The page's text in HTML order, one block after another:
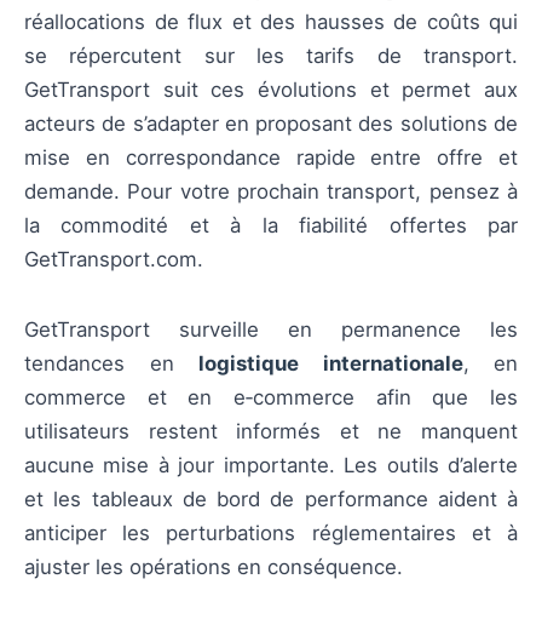
réallocations de flux et des hausses de coûts qui
se répercutent sur les tarifs de transport.
GetTransport suit ces évolutions et permet aux
acteurs de s’adapter en proposant des solutions de
mise en correspondance rapide entre offre et
demande. Pour votre prochain transport, pensez à
la commodité et à la fiabilité offertes par
GetTransport.com.
GetTransport surveille en permanence les
tendances en logistique internationale, en
commerce et en e‑commerce afin que les
utilisateurs restent informés et ne manquent
aucune mise à jour importante. Les outils d’alerte
et les tableaux de bord de performance aident à
anticiper les perturbations réglementaires et à
ajuster les opérations en conséquence.